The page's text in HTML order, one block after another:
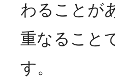
わることが
重なること
す。